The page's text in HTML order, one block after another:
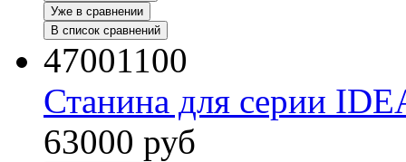
Уже в сравнении
В список сравнений
47001100
Станина для серии
63000 руб